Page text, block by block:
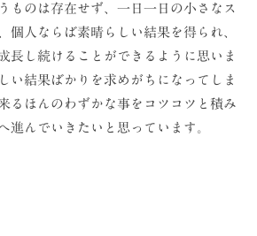
ものは存在せず、一日一日の小さなス
個人ならば素晴らしい結果を得られ、
長し続けることができるように思いま
い結果ばかりを求めがちになってしま
るほんのわずかな事をコツコツと積み
進んでいきたいと思っています。